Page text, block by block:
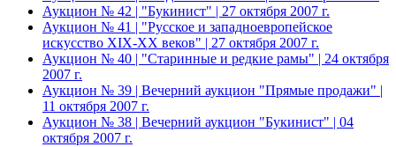
Аукцион № 42 | "Букинист" | 27 октября 2007 г.
Аукцион № 41 | "Русское и западноевропейское
искусство XIX-XX веков" | 27 октября 2007 г.
Аукцион № 40 | "Старинные и редкие рамы" | 24 октября
2007 г.
Аукцион № 39 | Вечерний аукцион "Прямые продажи" |
11 октября 2007 г.
Аукцион № 38 | Вечерний аукцион "Букинист" | 04
октября 2007 г.